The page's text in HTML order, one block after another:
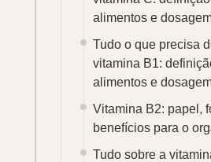
alimentos e
Tudo o que precisa
vitamina B1:
alimentos e
Vitamina B2: papel,
benefícios para o
Tudo sobre a